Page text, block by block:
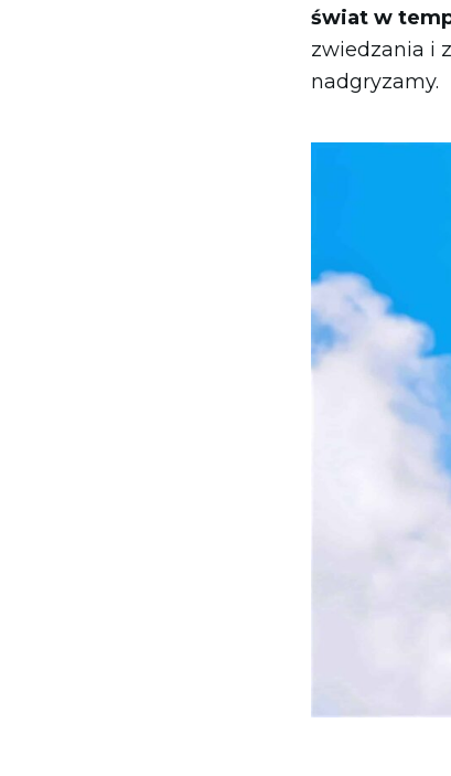
świat w
zwiedzania i
nadgryzamy.